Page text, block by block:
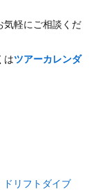
気軽にご相談くだ
はツアーカレンダ
リフトダイブ